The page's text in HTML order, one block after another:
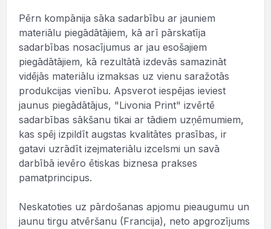
Pērn kompānija sāka sadarbību ar jauniem
materiālu piegādātājiem, kā arī pārskatīja
sadarbības nosacījumus ar jau esošajiem
piegādātājiem, kā rezultātā izdevās samazināt
vidējās materiālu izmaksas uz vienu saražotās
produkcijas vienību. Apsverot iespējas ieviest
jaunus piegādātājus, "Livonia Print" izvērtē
sadarbības sākšanu tikai ar tādiem uzņēmumiem,
kas spēj izpildīt augstas kvalitātes prasības, ir
gatavi uzrādīt izejmateriālu izcelsmi un savā
darbībā ievēro ētiskas biznesa prakses
pamatprincipus.
Neskatoties uz pārdošanas apjomu pieaugumu un
jaunu tirgu atvēršanu (Francija), neto apgrozījums